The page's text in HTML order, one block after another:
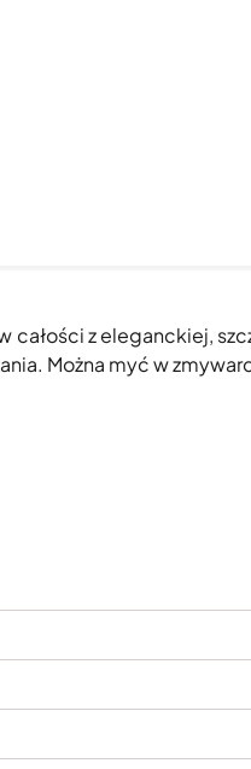
całości z eleganckiej,
Można myć w